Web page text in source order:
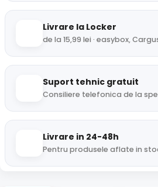
Livrare la Locker
de la 15,99 lei · easybox,
Suport tehnic gratuit
Consiliere telefonica de la
Livrare in 24-48h
Pentru produsele aflate in